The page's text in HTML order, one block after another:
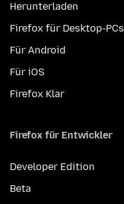
Herunterladen
Firefox für Desktop-PCs
Für Android
Für iOS
Firefox Klar
Firefox für Entwickler
Developer Edition
Beta